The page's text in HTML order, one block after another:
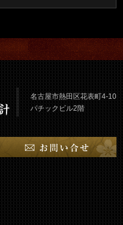
名古屋市熱田区花表町4-10
パチックビル2階